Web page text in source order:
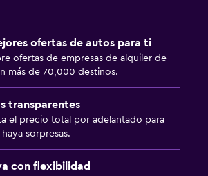
ofertas de autos para ti
ofertas de empresas de alquiler de
más de 70,000 destinos.
transparentes
el precio total por adelantado para
sorpresas.
con flexibilidad